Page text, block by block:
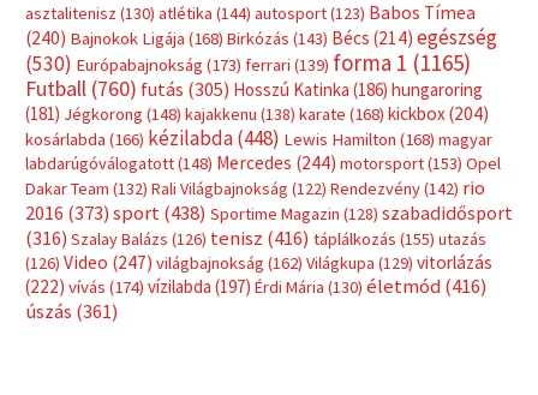
asztalitenisz (130) atlétika (144) autosport(123) Babos Tímea
(240) Bajnokok Ligája (168) Birkózás (143) Bécs (214) egészség
(530) Európabajnokság (173) ferrari (139) forma 1 (1165)
Futball (760) futás (305) Hosszú Katinka (186) hungaroring
(181) Jégkorong (148) kajakkenu (138) karate (168) kickbox(204)
kosárlabda (166) kézilabda(448) Lewis Hamilton (168) magyar
labdarúgóválogatott(148) Mercedes (244) motorsport(153) Opel
Dakar Team (132) Rali Világbajnokság (122) Rendezvény(142) rio
2016 (373) sport(438) Sportime Magazin (128) szabadidősport
(316) Szalay Balázs (126) tenisz (416) táplálkozás (155) utazás
(126) Video (247) világbajnokság (162) Világkupa (129) vitorlázás
(222) vívás (174) vízilabda (197) Érdi Mária (130) életmód(416)
úszás (361)